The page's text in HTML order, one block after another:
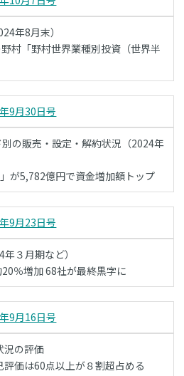
年8月末）
村「野村世界業種別投資（世界半
9月30日号
の販売・設定・解約状況（2024年
が5,782億円で資金増加額トップ
9月23日号
３月期など）
％増加 68社が最終黒字に
9月16日号
況の評価
価は60点以上が８割超占める